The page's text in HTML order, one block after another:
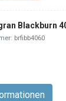
Blackburn
brfibb4060